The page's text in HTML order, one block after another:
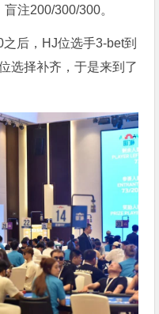
注200/300/300。
后，HJ位选手3-bet到
选择补齐，于是来到了